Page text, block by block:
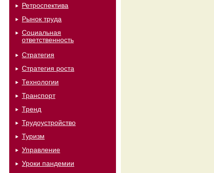
Ретроспектива
Рынок труда
Социальная
ответственность
Стратегия
Стратегия роста
Технологии
Транспорт
Тренд
Трудоустройство
Туризм
Управление
Уроки пандемии